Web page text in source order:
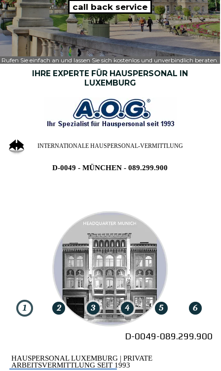
call back service
Rufen Sie einfach an und lassen Sie sich kostenlos und unverbindlich beraten.
IHRE EXPERTE FÜR HAUSPERSONAL IN
LUXEMBURG
INTERNATIONALE HAUSPERSONAL-VERMITTLUNG
D-0049 - MÜNCHEN - 089.299.900
1 2 3 4 5 6
1 2 3 4 5 6
D-0049-089.299.900
HAUSPERSONAL LUXEMBURG | PRIVATE
ARBEITSVERMITTLUNG SEIT 1993